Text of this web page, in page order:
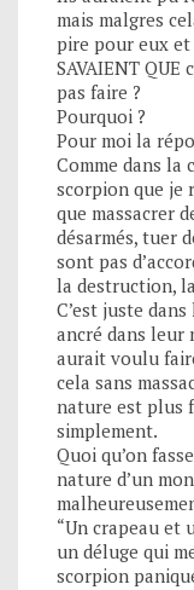
mais malgres
pire pour eux et
SAVAIENT
pas faire ?
Pourquoi ?
Pour moi la
Comme dans la
scorpion que je
que massacrer
désarmés, tuer
sont pas
la destruction,
C’est juste
ancré dans leur
aurait voulu
cela sans
nature est plus
simplement.
Quoi qu’on
nature d’un
“Un crapeau et
un déluge qui
scorpion